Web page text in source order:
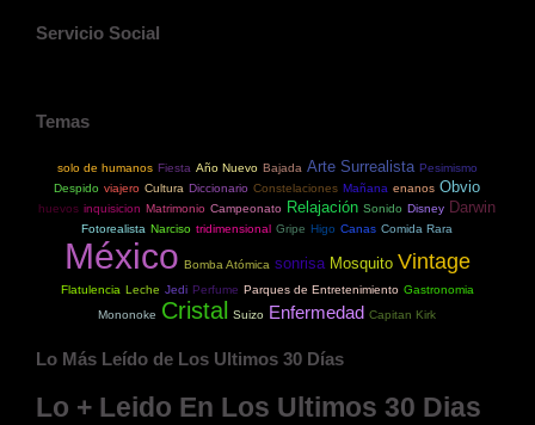
Servicio Social
Temas
solo de humanos Fiesta Año Nuevo Bajada Arte Surrealista Pesimismo
Despido viajero Cultura Diccionario Constelaciones Mañana enanos Obvio
huevos inquisicion Matrimonio Campeonato Relajación Sonido Disney Darwin
Fotorealista Narciso tridimensional Gripe Higo Canas Comida Rara
México Bomba Atómica sonrisa Mosquito Vintage
Flatulencia Leche Jedi Perfume Parques de Entretenimiento Gastronomia
Mononoke Cristal Suizo Enfermedad Capitan Kirk
Lo Más Leído de Los Ultimos 30 Días
Lo + Leido En Los Ultimos 30 Dias